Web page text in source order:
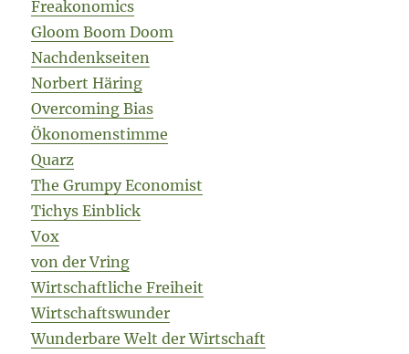
Freakonomics
Gloom Boom Doom
Nachdenkseiten
Norbert Häring
Overcoming Bias
Ökonomenstimme
Quarz
The Grumpy Economist
Tichys Einblick
Vox
von der Vring
Wirtschaftliche Freiheit
Wirtschaftswunder
Wunderbare Welt der Wirtschaft